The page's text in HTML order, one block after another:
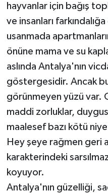
hayvanlar için bağış
ve insanları
usanmada
önüne mama ve su
aslında Antalya'nın
göstergesidir. Ancak
görünmeyen yüzü var.
maddi zorluklar,
maalesef bazı kötü
Hey şeye rağmen geri
karakterindeki
koyuyor.
Antalya'nın güzelliği,